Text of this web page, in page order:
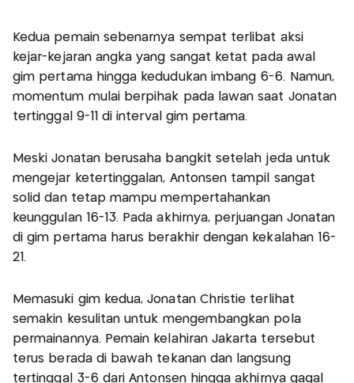
Kedua pemain sebenarnya sempat terlibat aksi
kejar-kejaran angka yang sangat ketat pada awal
gim pertama hingga kedudukan imbang 6-6. Namun,
momentum mulai berpihak pada lawan saat Jonatan
tertinggal 9-11 di interval gim pertama.
Meski Jonatan berusaha bangkit setelah jeda untuk
mengejar ketertinggalan, Antonsen tampil sangat
solid dan tetap mampu mempertahankan
keunggulan 16-13. Pada akhirnya, perjuangan Jonatan
di gim pertama harus berakhir dengan kekalahan 16-
21.
Memasuki gim kedua, Jonatan Christie terlihat
semakin kesulitan untuk mengembangkan pola
permainannya. Pemain kelahiran Jakarta tersebut
terus berada di bawah tekanan dan langsung
tertinggal 3-6 dari Antonsen hingga akhirnya gagal